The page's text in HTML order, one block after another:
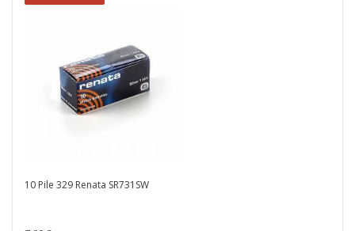
10 Pile 329 Renata SR731SW